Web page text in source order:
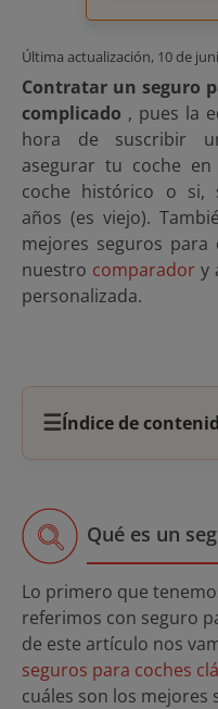
Última actualización, 10 de
Contratar un seguro
complicado , pues la
hora de suscribir
asegurar tu coche
coche histórico o si,
años (es viejo).
mejores seguros para
nuestro comparadory
personalizada.
☰Índice de
Qué es un
Lo primero que
referimos con seguro
de este artículo nos
seguros para coches
cuáles son los mejores